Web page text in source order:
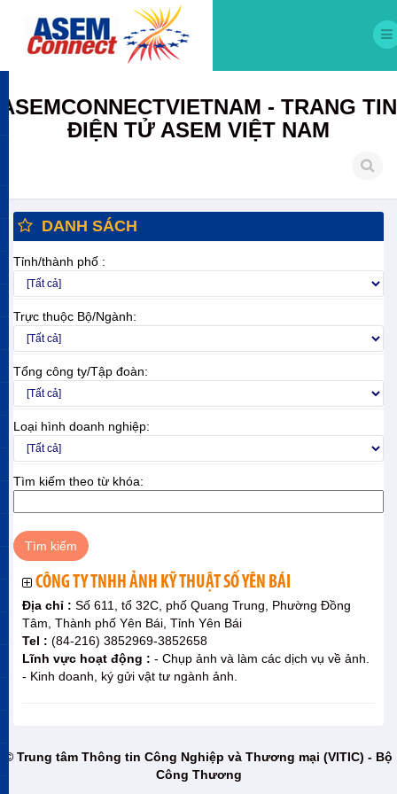
ASEMCONNECTVIETNAM - TRANG TIN
ĐIỆN TỬ ASEM VIỆT NAM
DANH SÁCH
Tỉnh/thành phố :
Trực thuộc Bộ/Ngành:
Tổng công ty/Tập đoàn:
Loại hình doanh nghiệp:
Tìm kiếm theo từ khóa:
CÔNG TY TNHH ẢNH KỸ THUẬT SỐ YÊN BÁI
Địa chỉ : Số 611, tổ 32C, phố Quang Trung, Phường Đồng
Tâm, Thành phố Yên Bái, Tỉnh Yên Bái
Tel : (84-216) 3852969-3852658
Lĩnh vực hoạt động : - Chụp ảnh và làm các dịch vụ về ảnh.
- Kinh doanh, ký gửi vật tư ngành ảnh.
© Trung tâm Thông tin Công Nghiệp và Thương mại (VITIC) - Bộ
Công Thương